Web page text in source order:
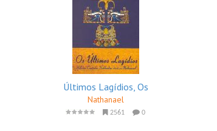
Últimos Lagídios, Os
Nathanael
2561 0